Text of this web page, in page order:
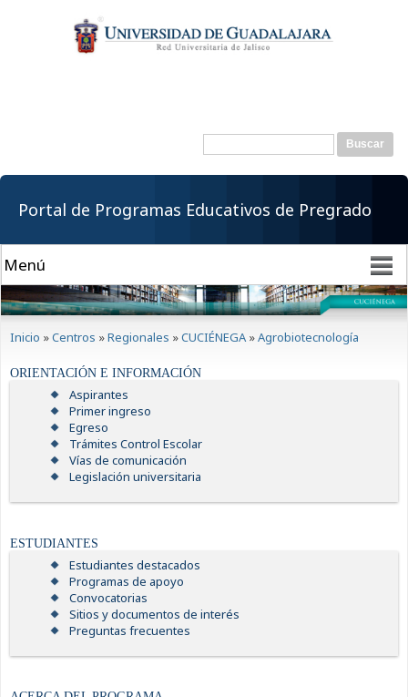
contenido
principal
Formulario de
Buscar
Portal de Programas Educativos de Pregrado
Inicio »Centros »Regionales »CUCIÉNEGA »Agrobiotecnología
ORIENTACIÓN E INFORMACIÓN
Aspirantes
Primer ingreso
Egreso
Trámites Control Escolar
Vías de comunicación
Legislación universitaria
ESTUDIANTES
Estudiantes destacados
Programas de apoyo
Convocatorias
Sitios y documentos de interés
Preguntas frecuentes